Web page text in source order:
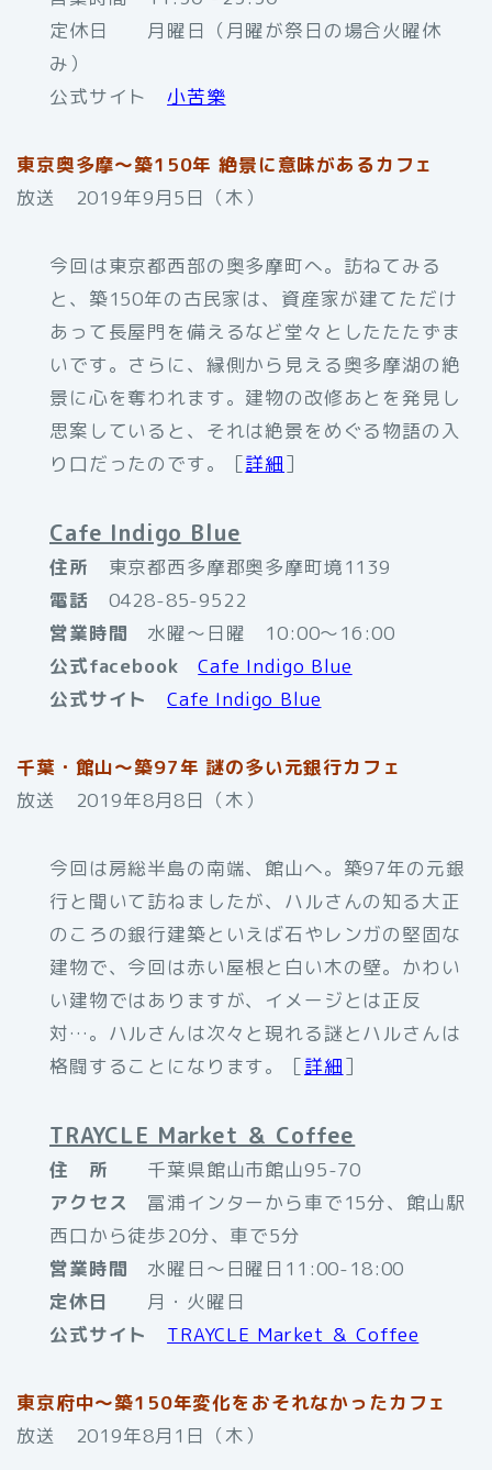
定休日 月曜日（月曜が祭日の場合火曜休
み）
公式サイト小苦樂
東京奥多摩～築150年 絶景に意味があるカフェ
放送 2019年9月5日（木）
今回は東京都西部の奥多摩町へ。訪ねてみる
と、築150年の古民家は、資産家が建てただけ
あって長屋門を備えるなど堂々としたたたずま
いです。さらに、縁側から見える奥多摩湖の絶
景に心を奪われます。建物の改修あとを発見し
思案していると、それは絶景をめぐる物語の入
り口だったのです。［詳細］
Cafe Indigo Blue
住所 東京都西多摩郡奥多摩町境1139
電話 0428-85-9522
営業時間 水曜〜日曜 10:00〜16:00
公式facebook
Cafe Indigo Blue
公式サイト
Cafe Indigo Blue
千葉・館山～築97年 謎の多い元銀行カフェ
放送 2019年8月8日（木）
今回は房総半島の南端、館山へ。築97年の元銀
行と聞いて訪ねましたが、ハルさんの知る大正
のころの銀行建築といえば石やレンガの堅固な
建物で、今回は赤い屋根と白い木の壁。かわい
い建物ではありますが、イメージとは正反
対…。ハルさんは次々と現れる謎とハルさんは
格闘することになります。［詳細］
TRAYCLE Market ＆ Coffee
住 所 千葉県館山市館山95-70
アクセス
冨浦インターから車で15分、館山駅
西口から徒歩20分、車で5分
営業時間 水曜日〜日曜日11:00-18:00
定休日
月・火曜日
公式サイト
TRAYCLE Market ＆ Coffee
東京府中～築150年変化をおそれなかったカフェ
放送 2019年8月1日（木）